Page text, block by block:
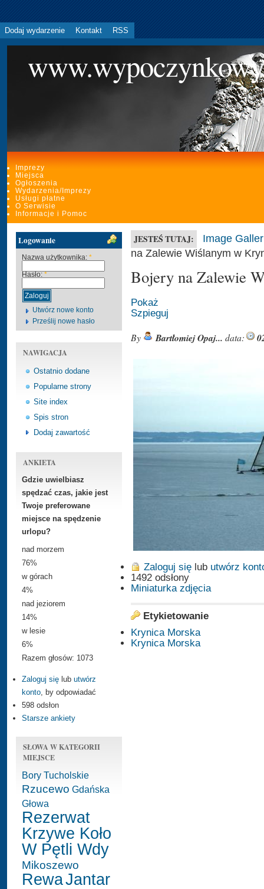
Dodaj wydarzenie Kontakt RSS
Imprezy
Miejsca
Ogłoszenia
Wydarzenia/Imprezy
Usługi płatne
O Serwisie
Informacje i Pomoc
Logowanie
Nazwa użytkownika: *
Hasło: *
Utwórz nowe konto
Prześlij nowe hasło
NAWIGACJA
Ostatnio dodane
Popularne strony
Site index
Spis stron
Dodaj zawartość
ANKIETA
Gdzie uwielbiasz
spędzać czas, jakie jest
Twoje preferowane
miejsce na spędzenie
urlopu?
nad morzem
76%
w górach
4%
nad jeziorem
14%
w lesie
6%
Razem głosów: 1073
Zaloguj się lub utwórz
konto , by odpowiadać
598 odsłon
Starsze ankiety
SŁOWA W KATEGORII
MIEJSCE
Bory Tucholskie
Rzucewo Gdańska
Głowa
Rezerwat
Krzywe Koło
W Pętli Wdy
Mikoszewo
RewaJantar
JESTEŚ TUTAJ:
Image
na Zalewie Wiślanym w
Bojery na Zalewie
Pokaż
Szpieguj
By Bartłomiej Opaj... data:
Zaloguj się lub utwórz
1492 odsłony
Miniaturka zdjęcia
Etykietowanie
Krynica Morska
Krynica Morska